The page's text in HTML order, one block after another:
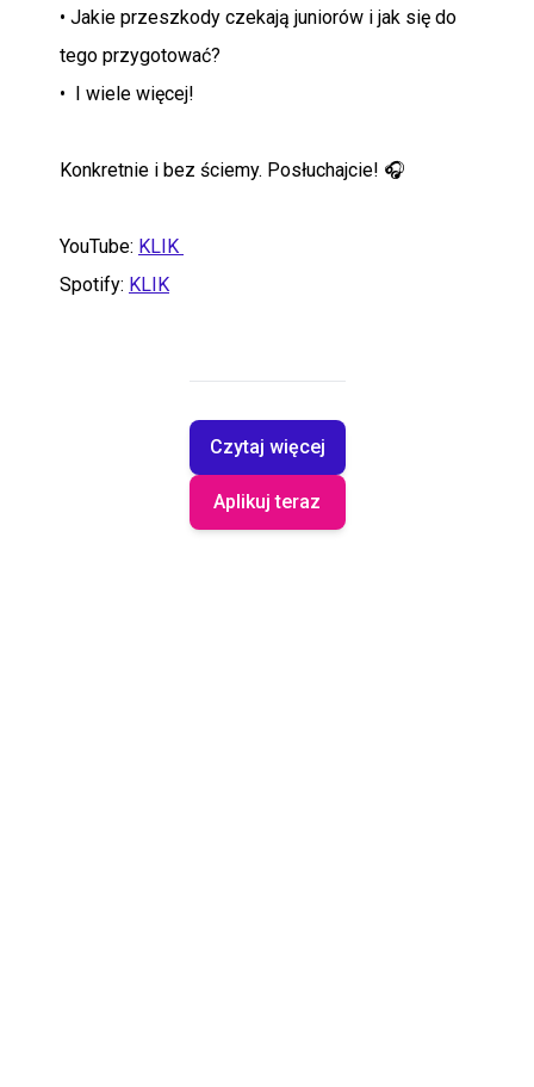
• Jakie przeszkody czekają juniorów i jak się do
tego przygotować?
• I wiele więcej!
Konkretnie i bez ściemy. Posłuchajcie! 🎧
YouTube: KLIK
Spotify: KLIK
Czytaj więcej
Aplikuj teraz